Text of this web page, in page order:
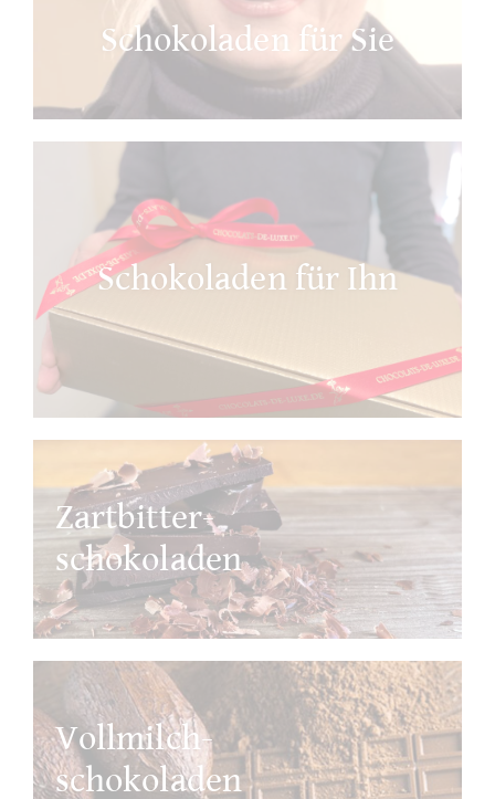
Schokoladen für Sie
Schokoladen für Ihn
Zartbitter-
schokoladen
Vollmilch-
schokoladen